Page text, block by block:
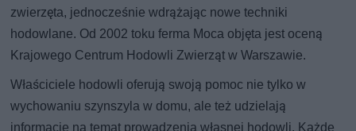
zwierzęta, jednocześnie wdrążając nowe techniki
hodowlane. Od 2002 toku ferma Moca objęta jest oceną
Krajowego Centrum Hodowli Zwierząt w Warszawie.
Właściciele hodowli oferują swoją pomoc nie tylko w
wychowaniu szynszyla w domu, ale też udzielają
informacje na temat prowadzenia własnej hodowli. Każde